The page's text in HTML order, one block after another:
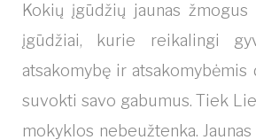
Kokių įgūdžių jaunas
įgūdžiai, kurie reikalingi
atsakomybę ir
suvokti savo gabumus. Tiek
mokyklos nebeužtenka.